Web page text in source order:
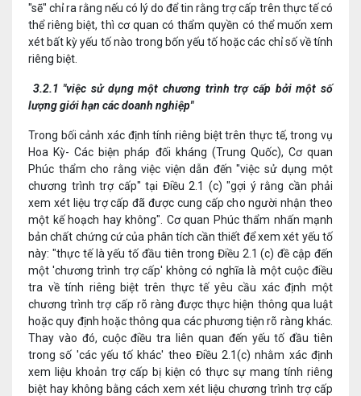
"sẽ" chỉ ra rằng nếu có lý do để tin rằng trợ cấp trên thực tế có
thể riêng biệt, thì cơ quan có thẩm quyền có thể muốn xem
xét bất kỳ yếu tố nào trong bốn yếu tố hoặc các chỉ số về tính
riêng biệt.
3.2.1 "việc sử dụng một chương trình trợ cấp bởi một số
lượng giới hạn các doanh nghiệp"
Trong bối cảnh xác định tính riêng biệt trên thực tế, trong vụ
Hoa Kỳ- Các biện pháp đối kháng (Trung Quốc), Cơ quan
Phúc thẩm cho rằng việc viện dẫn đến "việc sử dụng một
chương trình trợ cấp" tại Điều 2.1 (c) "gợi ý rằng cần phải
xem xét liệu trợ cấp đã được cung cấp cho người nhận theo
một kế hoạch hay không". Cơ quan Phúc thẩm nhấn mạnh
bản chất chứng cứ của phân tích cần thiết để xem xét yếu tố
này: "thực tế là yếu tố đầu tiên trong Điều 2.1 (c) đề cập đến
một 'chương trình trợ cấp' không có nghĩa là một cuộc điều
tra về tính riêng biệt trên thực tế yêu cầu xác định một
chương trình trợ cấp rõ ràng được thực hiện thông qua luật
hoặc quy định hoặc thông qua các phương tiện rõ ràng khác.
Thay vào đó, cuộc điều tra liên quan đến yếu tố đầu tiên
trong số 'các yếu tố khác' theo Điều 2.1(c) nhằm xác định
xem liệu khoản trợ cấp bị kiện có thực sự mang tính riêng
biệt hay không bằng cách xem xét liệu chương trình trợ cấp